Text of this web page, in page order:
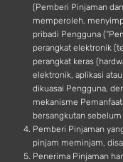
(Pemberi Pinjaman
memperoleh,
pribadi Pengguna
perangkat elektronik
perangkat keras
elektronik, aplikasi
dikuasai Pengguna,
mekanisme
bersangkutan
Pemberi Pinjaman
pinjam meminjam,
Penerima Pinjaman